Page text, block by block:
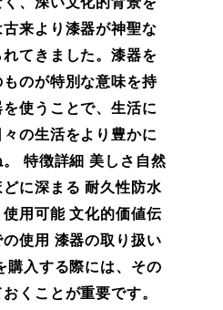
来より漆器が神聖な
てきました。漆器を
のが特別な意味を持
使うことで、生活に
の生活をより豊かに
特徴詳細 美しさ自然
に深まる 耐久性防水
用可能 文化的価値伝
使用 漆器の取り扱い
購入する際には、その
くことが重要です。